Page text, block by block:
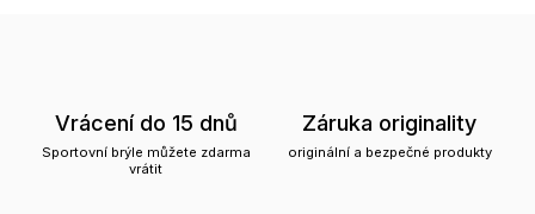
Vrácení do 15 dnů
Sportovní brýle můžete zdarma
vrátit
Záruka originality
originální a bezpečné produkty